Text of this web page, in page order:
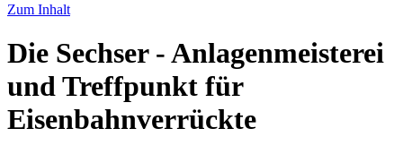
Zum Inhalt
Die Sechser - Anlagenmeisterei
und Treffpunkt für
Eisenbahnverrückte